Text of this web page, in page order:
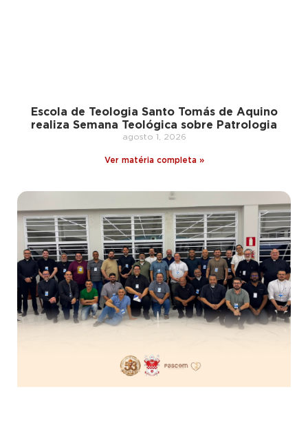
Escola de Teologia Santo Tomás de Aquino
realiza Semana Teológica sobre Patrologia
agosto 1, 2026
Ver matéria completa »